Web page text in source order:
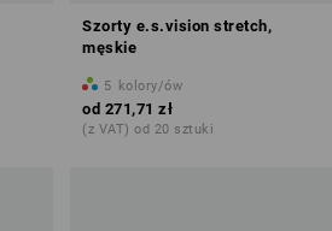
Szorty e.s.vision stretch,
męskie
5 kolory/ów
od 271,71 zł
(z VAT) od 20 sztuki